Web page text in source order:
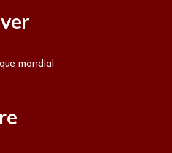
mondial